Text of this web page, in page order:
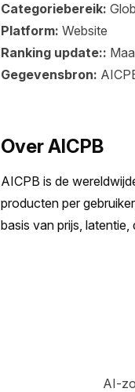
Categoriebereik:
Platform: Website
Ranking update::
Gegevensbron:
Over AICPB
AICPB is de
producten per
basis van prijs,
AI-